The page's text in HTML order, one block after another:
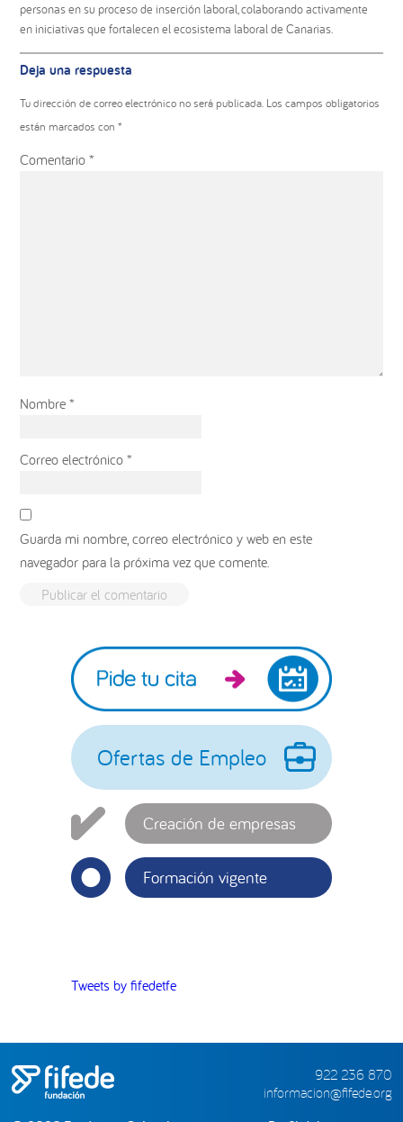
personas en su proceso de inserción laboral, colaborando activamente
en iniciativas que fortalecen el ecosistema laboral de Canarias.
Interacciones
con
los
lectores
Deja una respuesta
Tu dirección de correo electrónico no será publicada. Los campos obligatorios
están marcados con*
Comentario*
Nombre*
Correo electrónico*
Guarda mi nombre, correo electrónico y web en este
navegador para la próxima vez que comente.
Barra
lateral
principal
Ofertas de Empleo
Creación de empresas
Formación vigente
Tweets by fifedetfe
922 236 870
informacion@fifede.org